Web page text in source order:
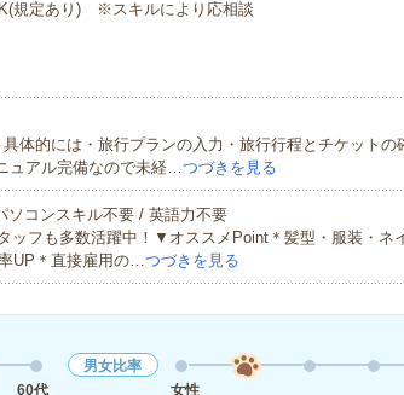
規定あり) ※スキルにより応相談
体的には・旅行プランの入力・旅行行程とチケット
ュアル完備なので未経…つづきを見る
コンスキル不要 / 英語力不要
ッフも多数活躍中！▼オススメPoint＊髪型・服装・ネ
UP＊直接雇用の…つづきを見る
60代
男女比率
女性